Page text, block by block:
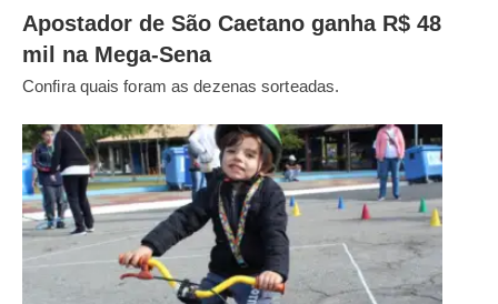
Apostador de São Caetano ganha R$ 48
mil na Mega-Sena
Confira quais foram as dezenas sorteadas.